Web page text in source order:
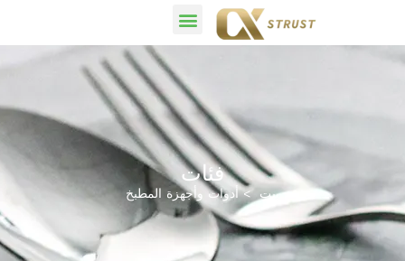
فئات
بيت أدوات وأجهزة المطبخ